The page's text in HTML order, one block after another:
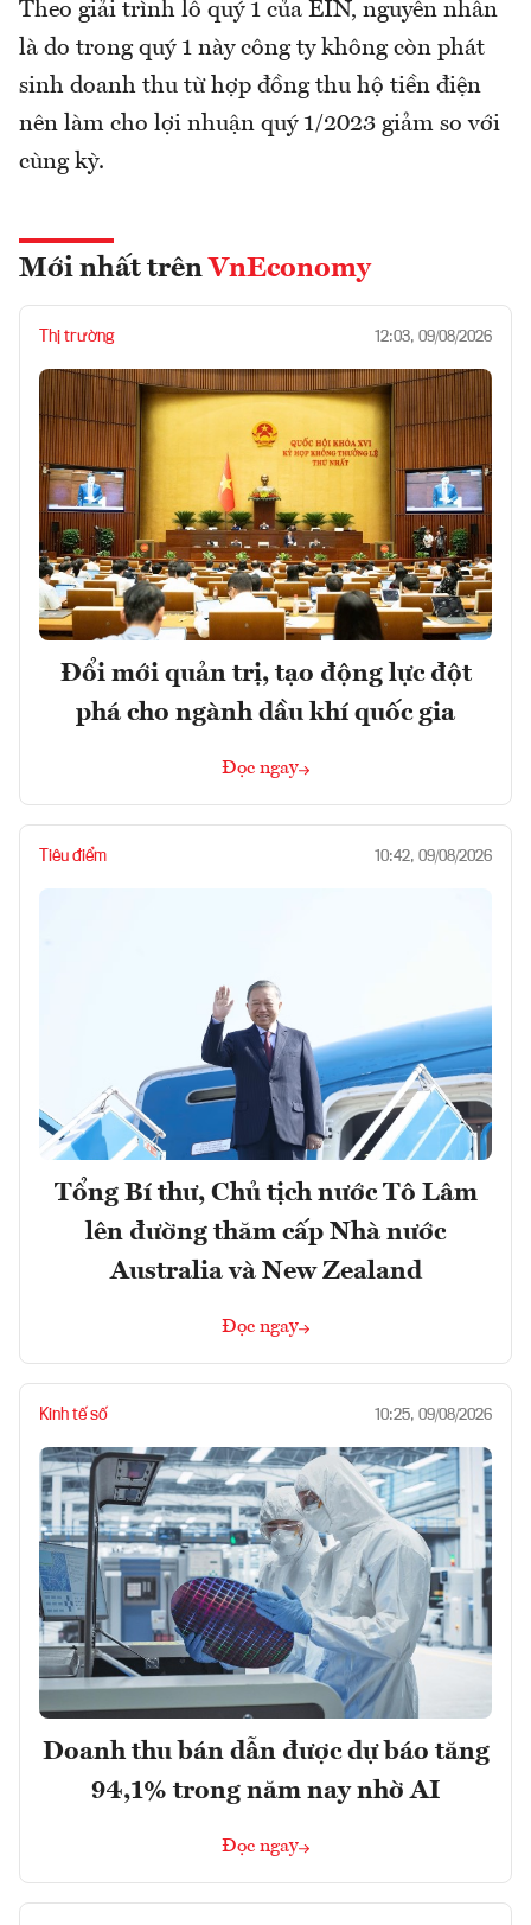
Theo giải trình lỗ quý 1 của EIN, nguyên nhân
là do trong quý 1 này công ty không còn phát
sinh doanh thu từ hợp đồng thu hộ tiền điện
nên làm cho lợi nhuận quý 1/2023 giảm so với
cùng kỳ.
Mới nhất trên VnEconomy
Thị trường 12:03, 09/08/2026
Đổi mới quản trị, tạo động lực đột
phá cho ngành dầu khí quốc gia
Đọc ngay
Tiêu điểm 10:42, 09/08/2026
Tổng Bí thư, Chủ tịch nước Tô Lâm
lên đường thăm cấp Nhà nước
Australia và New Zealand
Đọc ngay
Kinh tế số 10:25, 09/08/2026
Doanh thu bán dẫn được dự báo tăng
94,1% trong năm nay nhờ AI
Đọc ngay